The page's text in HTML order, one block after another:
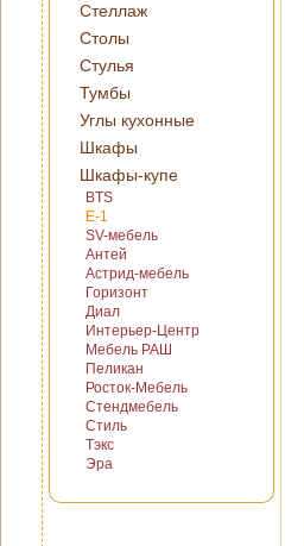
Стеллаж
Столы
Стулья
Тумбы
Углы кухонные
Шкафы
Шкафы-купе
BTS
E-1
SV-мебель
Антей
Астрид-мебель
Горизонт
Диал
Интерьер-Центр
Мебель РАШ
Пеликан
Росток-Мебель
Стендмебель
Стиль
Тэкс
Эра